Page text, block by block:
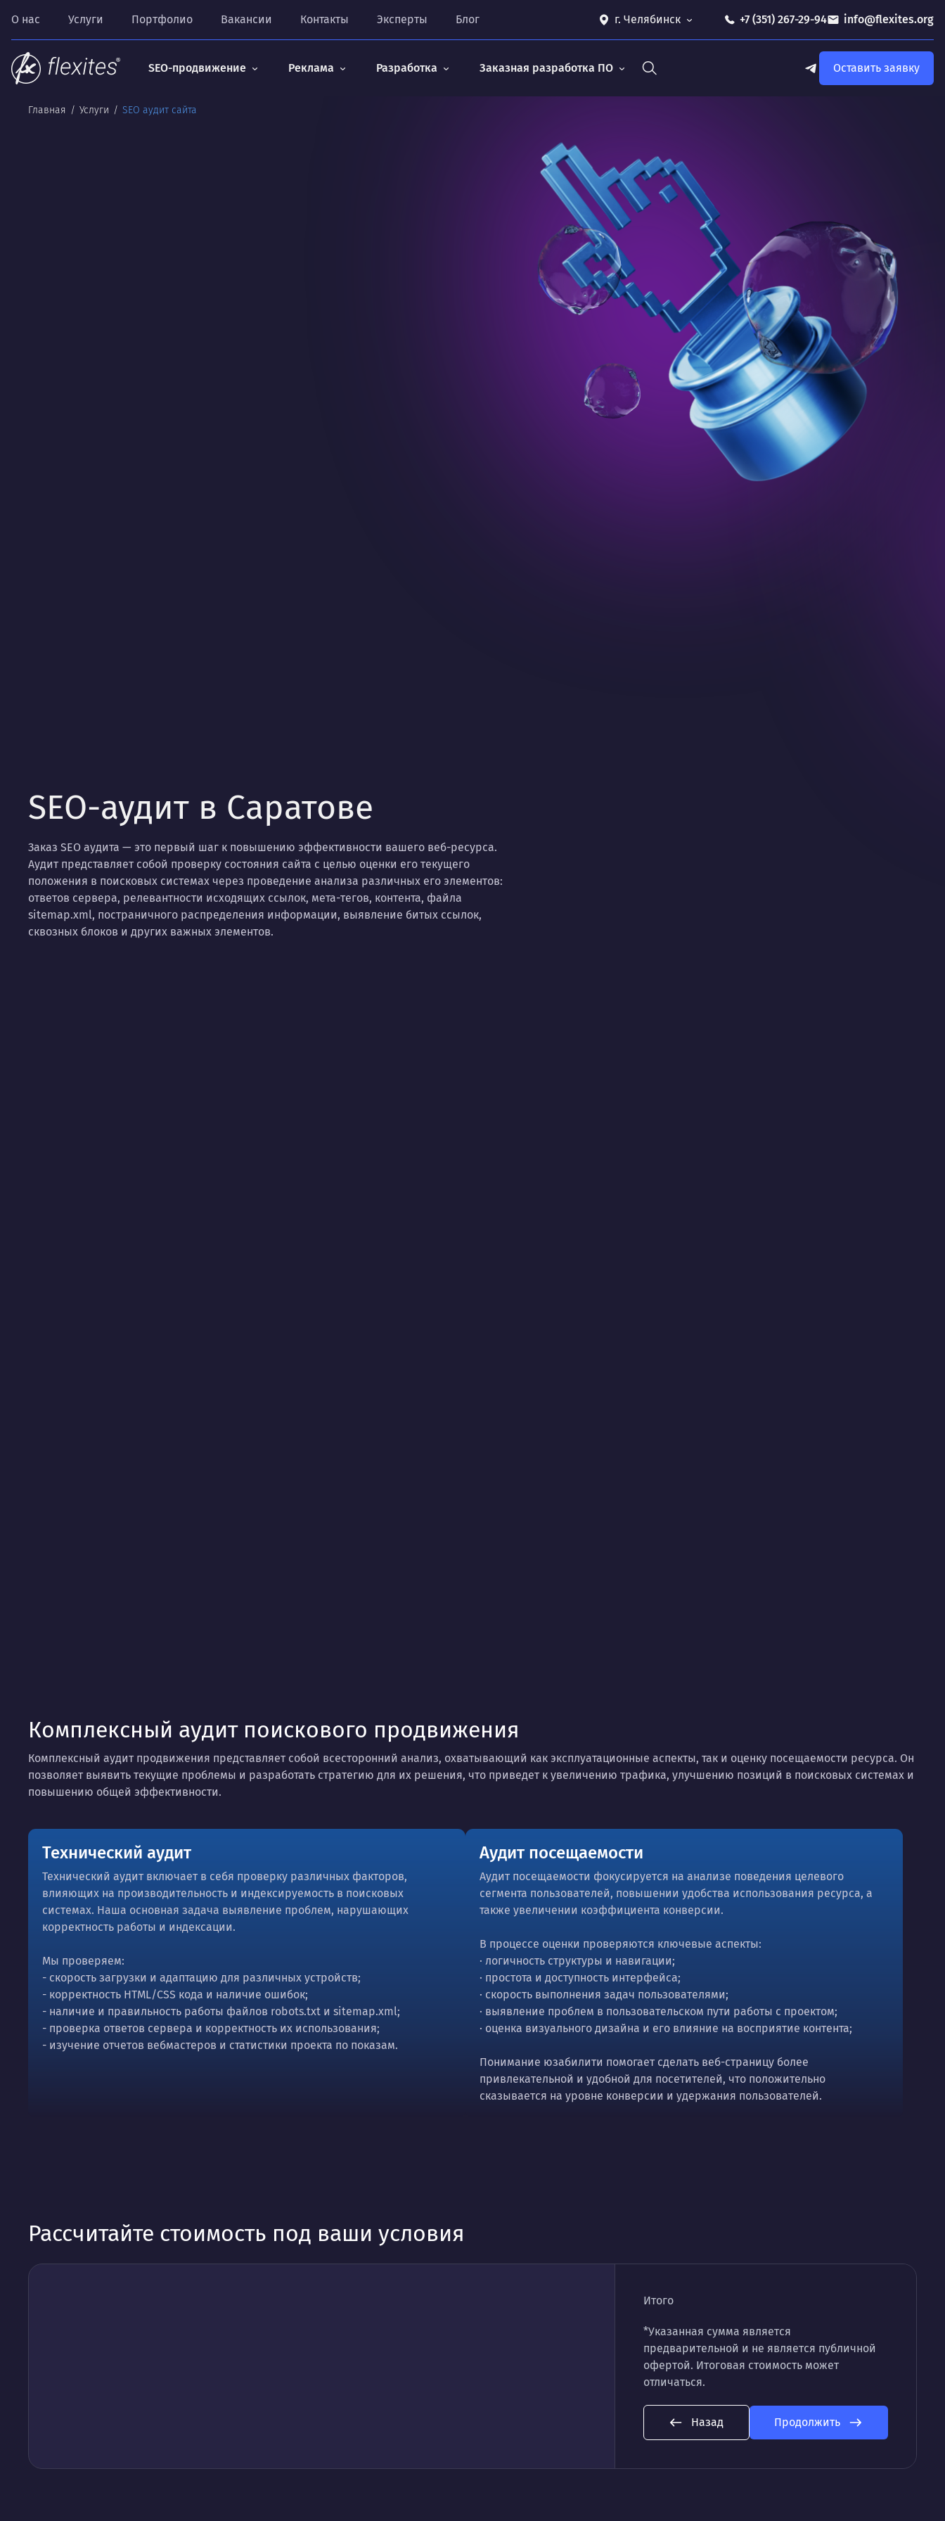
О нас Услуги Портфолио Вакансии Контакты Эксперты Блог г. Челябинск +7 (351) 267-29-94 info@flexites.org
SEO-продвижение Реклама Разработка Заказная разработка ПО Оставить заявку
Главная Услуги SEO аудит сайта
SEO-аудит в Саратове
Заказ SEO аудита — это первый шаг к повышению эффективности вашего веб-ресурса.
Аудит представляет собой проверку состояния сайта с целью оценки его текущего
положения в поисковых системах через проведение анализа различных его элементов:
ответов сервера, релевантности исходящих ссылок, мета-тегов, контента, файла
sitemap.xml, постраничного распределения информации, выявление битых ссылок,
сквозных блоков и других важных элементов.
Комплексный аудит поискового продвижения
Комплексный аудит продвижения представляет собой всесторонний анализ, охватывающий как эксплуатационные аспекты, так и оценку посещаемости ресурса. Он
позволяет выявить текущие проблемы и разработать стратегию для их решения, что приведет к увеличению трафика, улучшению позиций в поисковых системах и
повышению общей эффективности.
Технический аудит
Технический аудит включает в себя проверку различных факторов,
влияющих на производительность и индексируемость в поисковых
системах. Наша основная задача выявление проблем, нарушающих
корректность работы и индексации.
Мы проверяем:
- скорость загрузки и адаптацию для различных устройств;
- корректность HTML/CSS кода и наличие ошибок;
- наличие и правильность работы файлов robots.txt и sitemap.xml;
- проверка ответов сервера и корректность их использования;
- изучение отчетов вебмастеров и статистики проекта по показам.
Аудит посещаемости
Аудит посещаемости фокусируется на анализе поведения целевого
сегмента пользователей, повышении удобства использования ресурса, а
также увеличении коэффициента конверсии.
В процессе оценки проверяются ключевые аспекты:
· логичность структуры и навигации;
· простота и доступность интерфейса;
· скорость выполнения задач пользователями;
· выявление проблем в пользовательском пути работы с проектом;
· оценка визуального дизайна и его влияние на восприятие контента;
Понимание юзабилити помогает сделать веб-страницу более
привлекательной и удобной для посетителей, что положительно
сказывается на уровне конверсии и удержания пользователей.
Рассчитайте стоимость под ваши условия
Итого
*Указанная сумма является
предварительной и не является публичной
офертой. Итоговая стоимость может
отличаться.
Назад Продолжить